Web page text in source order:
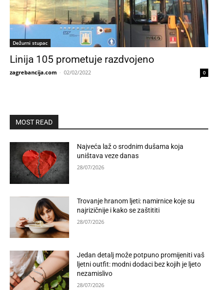
Dežurni stupac
Linija 105 prometuje razdvojeno
zagrebancija.com - 02/02/2022 0
MOST READ
Najveća laž o srodnim dušama koja
uništava veze danas
28/07/2026
Trovanje hranom ljeti: namirnice koje su
najrizičnije i kako se zaštititi
28/07/2026
Jedan detalj može potpuno promijeniti vaš
ljetni outfit: modni dodaci bez kojih je ljeto
nezamislivo
28/07/2026